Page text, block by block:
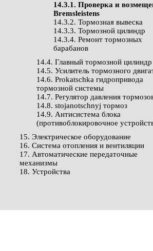
14.3.1. Проверка и
Bremsleistens
14.3.2. Тормозная вывеска
14.3.3. Тормозной цилиндр
14.3.4. Ремонт тормозных
барабанов
14.4. Главный тормозной цилиндр
14.5. Усилитель тормозного
14.6. Prokatschka гидропривода
тормозной системы
14.7. Регулятор давления
14.8. stojanotschnyj тормоз
14.9. Антисистема блока
(противоблокировочное
15. Электрическое оборудование
16. Система отопления и вентиляции
17. Автоматические передаточные
механизмы
18. Устройства